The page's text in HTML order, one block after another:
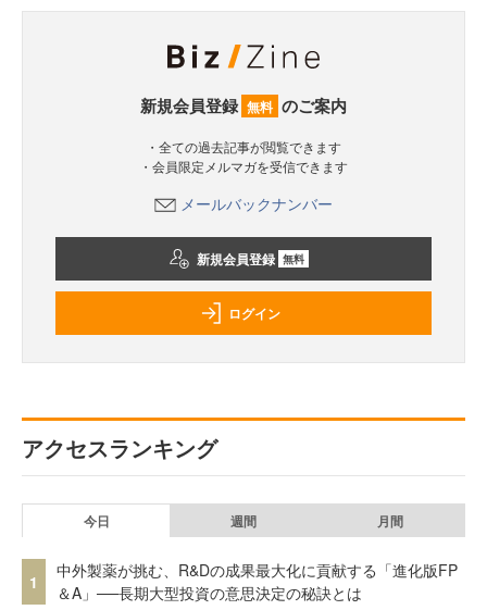
新規会員登録 無料 のご案内
・全ての過去記事が閲覧できます
・会員限定メルマガを受信できます
メールバックナンバー
新規会員登録 無料
ログイン
アクセスランキング
今日 週間 月間
1
中外製薬が挑む、R&Dの成果最大化に貢献する「進化版FP
＆A」──長期大型投資の意思決定の秘訣とは